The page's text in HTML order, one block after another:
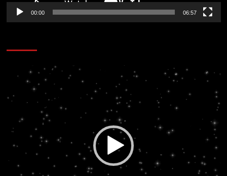
00:00 06:57
Reproductor
vídeo